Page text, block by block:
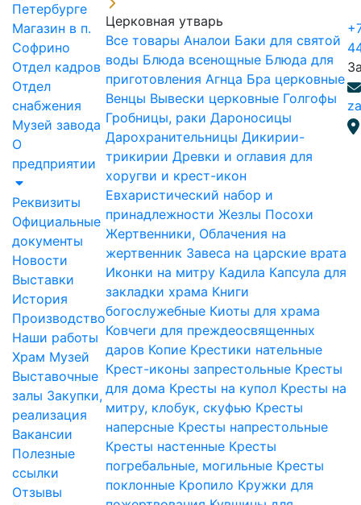
Петербурге
Магазин в п.
Софрино
Отдел кадров
Отдел
снабжения
Музей завода
О
предприятии
Реквизиты
Официальные
документы
Новости
Выставки
История
Производство
Наши работы
Храм Музей
Выставочные
залы Закупки,
реализация
Вакансии
Полезные
ссылки
Отзывы
Церковная утварь
Все товары Аналои Баки для святой
воды Блюда всенощные Блюда для
приготовления Агнца Бра церковные
Венцы Вывески церковные Голгофы
Гробницы, раки Дароносицы
Дарохранительницы Дикирии-
трикирии Древки и оглавия для
хоругви и крест-икон
Евхаристический набор и
принадлежности Жезлы Посохи
Жертвенники, Облачения на
жертвенник Завеса на царские врата
Иконки на митру Кадила Капсула для
закладки храма Книги
богослужебные Киоты для храма
Ковчеги для преждеосвященных
даров Копие Крестики нательные
Крест-иконы запрестольные Кресты
для дома Кресты на купол Кресты на
митру, клобук, скуфью Кресты
наперсные Кресты напрестольные
Кресты настенные Кресты
погребальные, могильные Кресты
поклонные Кропило Кружки для